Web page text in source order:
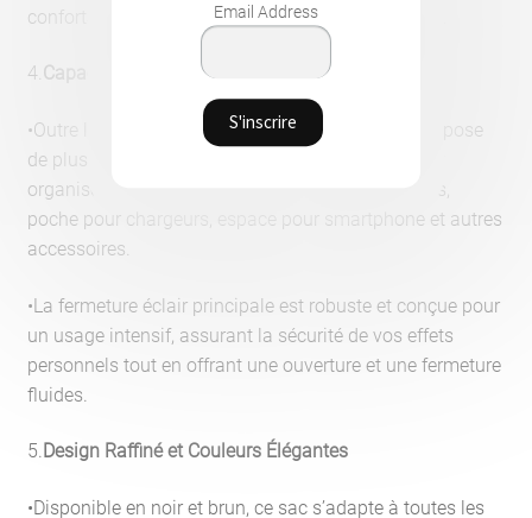
confortable même en cas de charges plus lourdes.
4. Capacité de Rangement
•Outre le compartiment pour ordinateur, ce sac dispose
de plusieurs poches et rangements pratiques pour
organiser vos affaires personnelles : porte-crayons,
poche pour chargeurs, espace pour smartphone et autres
accessoires.
•La fermeture éclair principale est robuste et conçue pour
un usage intensif, assurant la sécurité de vos effets
personnels tout en offrant une ouverture et une fermeture
fluides.
5.Design Raffiné et Couleurs Élégantes
•Disponible en noir et brun, ce sac s’adapte à toutes les
Email Address